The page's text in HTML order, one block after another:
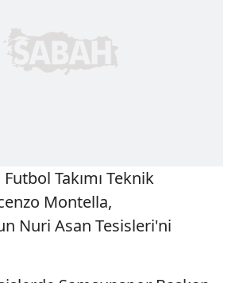
Takımı Teknik
Montella,
Nuri Asan Tesisleri'ni